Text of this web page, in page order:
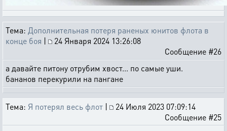
Тема: Дополнительная потеря раненых юнитов флота в
конце боя |
24 Января 2024 13:26:08
Сообщение #26
а давайте питону отрубим хвост... по самые уши.
бананов перекурили на пангане
Тема: Я потерял весь флот |
24 Июля 2023 07:09:14
Сообщение #25